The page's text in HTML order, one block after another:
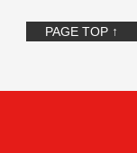
PAGE TOP ↑